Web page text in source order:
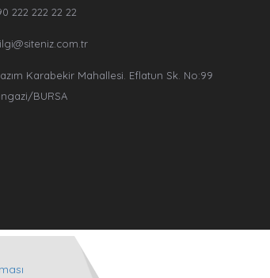
222 222 22 22
Karabekir Mahallesi. Eflatun Sk. No:99
BURSA